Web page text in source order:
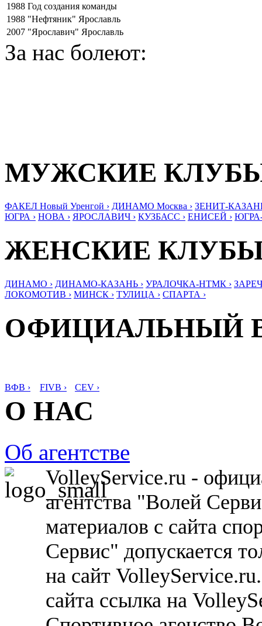
1988 Год создания команды
1988 "Нефтяник" Ярославль
2007 "Ярославич" Ярославль
За нас болеют:
МУЖСКИЕ
ФАКЕЛ Новый Уренгой › ДИНАМО Москва › ЗЕНИТ-
ЮГРА › НОВА › ЯРОСЛАВИЧ › КУЗБАСС › ЕНИСЕЙ ›
ЖЕНСКИЕ
ДИНАМО › ДИНАМО-КАЗАНЬ › УРАЛОЧКА-НТМК ›
ЛОКОМОТИВ › МИНСК › ТУЛИЦА › СПАРТА ›
ОФИЦИАЛЬНЫЙ
ВФВ › FIVB › CEV ›
О НАС
Об агентстве
VolleyService.ru -
агентства "Волей
материалов с сайта
Сервис" допускается
на сайт
сайта ссылка на